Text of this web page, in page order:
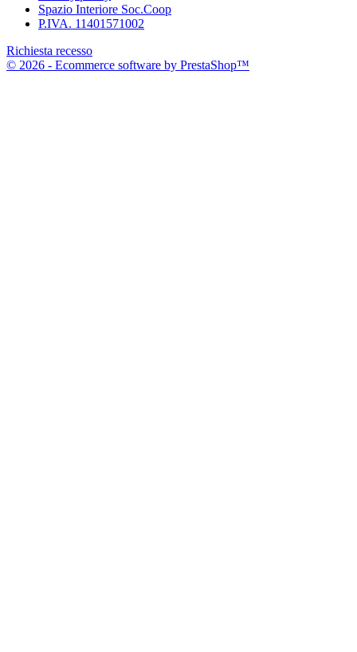
Spazio Interiore Soc.Coop
P.IVA. 11401571002
Richiesta recesso
© 2026 - Ecommerce software by PrestaShop™